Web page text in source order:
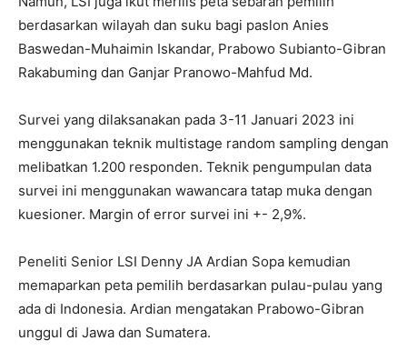
berdasarkan wilayah dan suku bagi paslon Anies
Baswedan-Muhaimin Iskandar, Prabowo Subianto-Gibran
Rakabuming dan Ganjar Pranowo-Mahfud Md.
Survei yang dilaksanakan pada 3-11 Januari 2023 ini
menggunakan teknik multistage random sampling dengan
melibatkan 1.200 responden. Teknik pengumpulan data
survei ini menggunakan wawancara tatap muka dengan
kuesioner. Margin of error survei ini +- 2,9%.
Peneliti Senior LSI Denny JA Ardian Sopa kemudian
memaparkan peta pemilih berdasarkan pulau-pulau yang
ada di Indonesia. Ardian mengatakan Prabowo-Gibran
unggul di Jawa dan Sumatera.